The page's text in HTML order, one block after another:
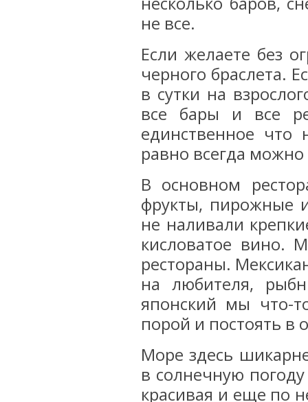
не все.
Если желаете без
черного браслета.
в сутки на
все бары и все
единственное что
равно всегда
В основном
фрукты, пирожные
не наливали
кисловатое вино.
рестораны.
на любителя,
японский мы что-
порой и постоять в
Море здесь
в солнечную
красивая и еще по